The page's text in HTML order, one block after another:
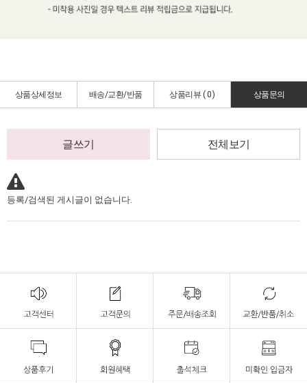
상품상세정보 배송/교환/반품 상품리뷰 ( 0) 상품문의
글쓰기 전체보기
등록/검색된 게시글이 없습니다.